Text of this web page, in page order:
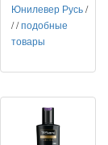
Юнилевер Русь/
//подобные
товары